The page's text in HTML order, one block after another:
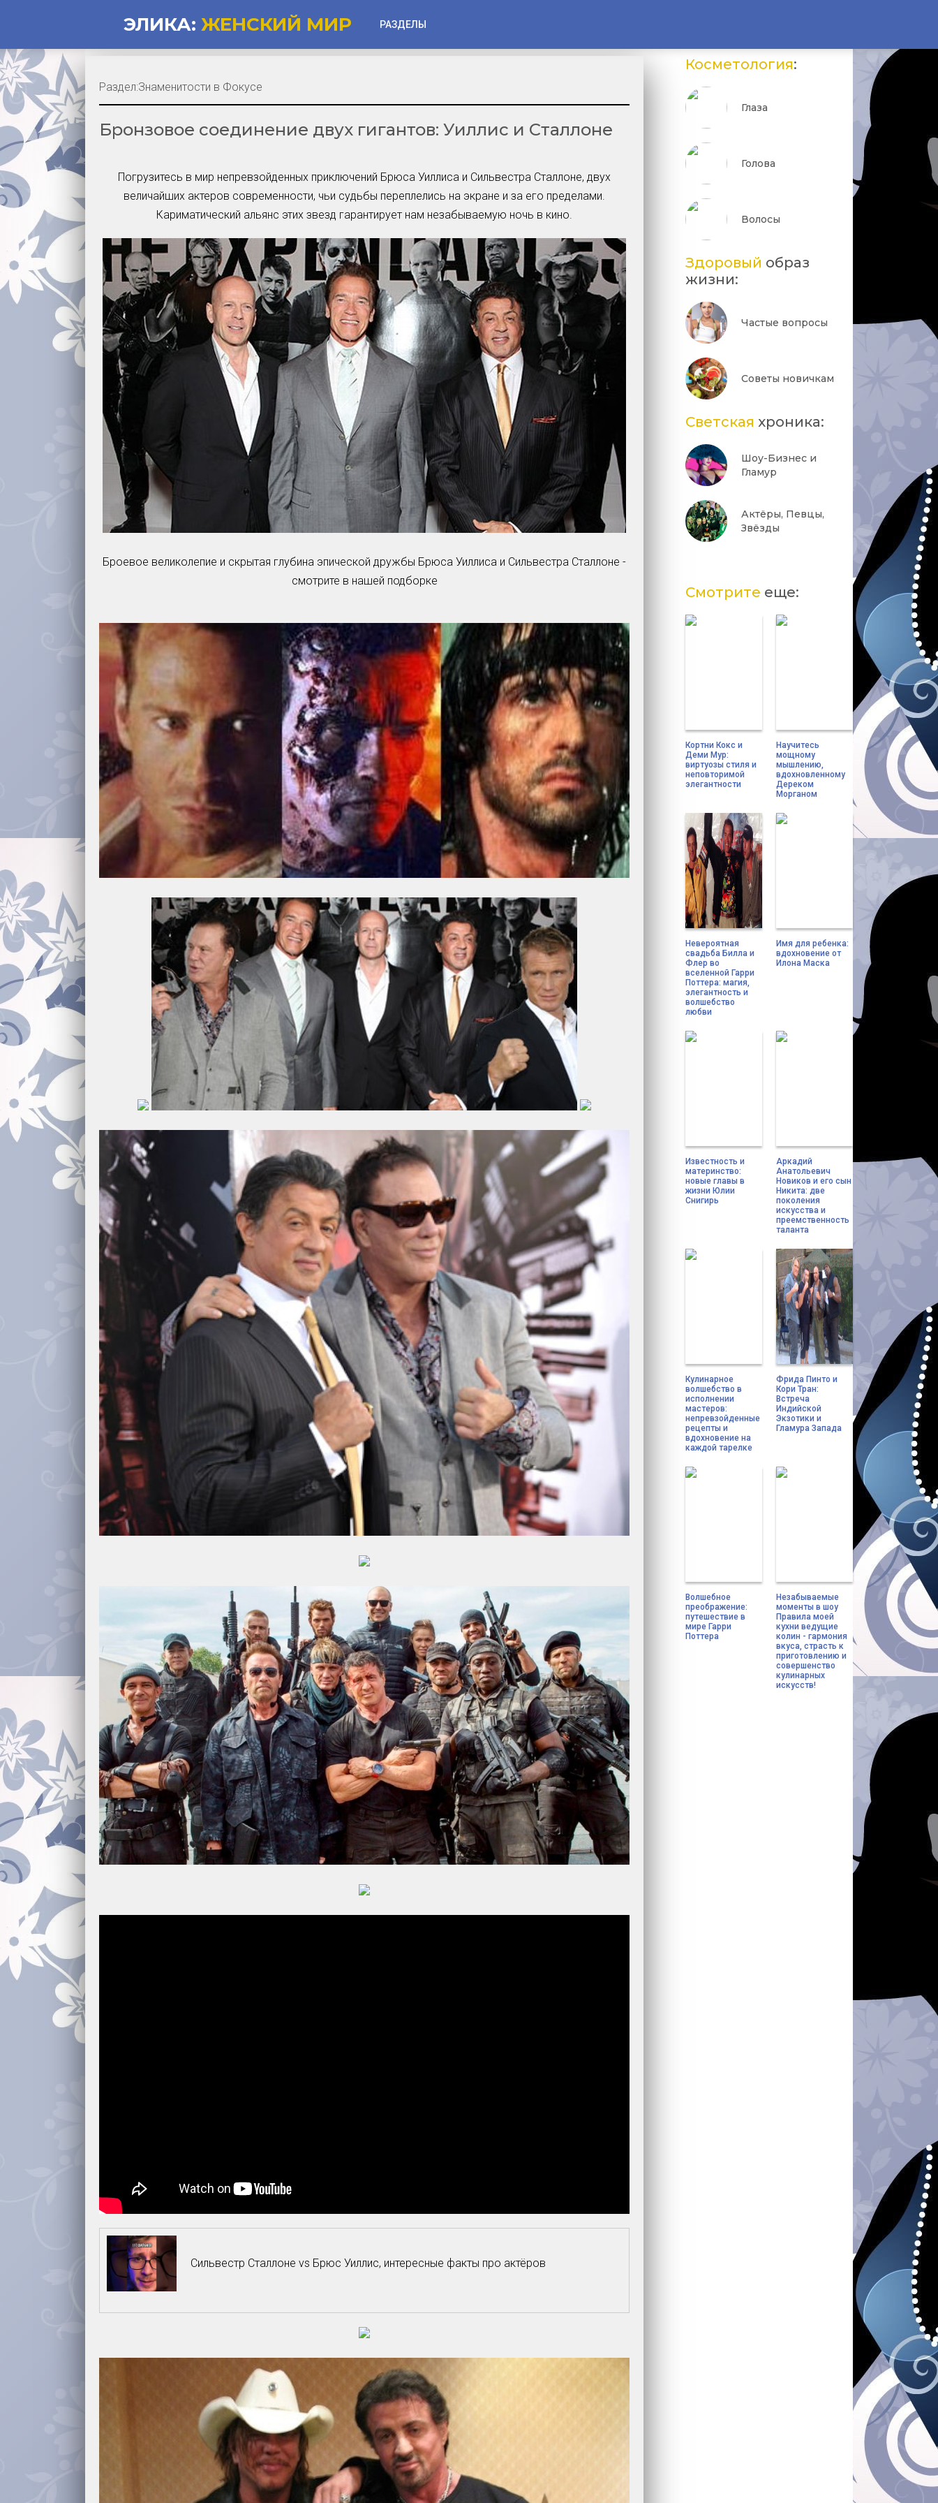
ЭЛИКА: ЖЕНСКИЙ МИР РАЗДЕЛЫ
Губы
Частые вопросы
Советы новичкам
Шоу-Бизнес и Гламур
Актёры, Певцы, Звёзды
Знаменитости в Фокусе
Прошлое и Настоящее
Умная уборка
Секреты стирки
Бронзовое соединение двух гигантов: Уиллис и Сталлоне
Погрузитесь в мир непревзойденных приключений Брюса Уиллиса и Сильвестра Сталлоне, двух
величайших актеров современности, чьи судьбы переплелись на экране и за его пределами.
Кариматический альянс этих звезд гарантирует нам незабываемую ночь в кино.
Броевое великолепие и скрытая глубина эпической дружбы Брюса Уиллиса и Сильвестра Сталлоне -
смотрите в нашей подборке
Сильвестр Сталлоне vs Брюс Уиллис, интересные факты про актёров
Раздел:Знаменитости в Фокусе
Косметология:
Глаза
Голова
Волосы
Здоровый образ
жизни:
Частые вопросы
Советы новичкам
Светская хроника:
Шоу-Бизнес и
Гламур
Актёры, Певцы,
Звёзды
Смотрите еще:
Кортни Кокс и
Деми Мур:
виртуозы стиля и
неповторимой
элегантности
Научитесь
мощному
мышлению,
вдохновленному
Дереком
Морганом
Невероятная
свадьба Билла и
Флер во
вселенной Гарри
Поттера: магия,
элегантность и
волшебство
любви
Имя для ребенка:
вдохновение от
Илона Маска
Известность и
материнство:
новые главы в
жизни Юлии
Снигирь
Аркадий
Анатольевич
Новиков и его сын
Никита: две
поколения
искусства и
преемственность
таланта
Кулинарное
волшебство в
исполнении
мастеров:
непревзойденные
рецепты и
вдохновение на
каждой тарелке
Фрида Пинто и
Кори Тран:
Встреча
Индийской
Экзотики и
Гламура Запада
Волшебное
преображение:
путешествие в
мире Гарри
Поттера
Незабываемые
моменты в шоу
Правила моей
кухни ведущие
колин - гармония
вкуса, страсть к
приготовлению и
совершенство
кулинарных
искусств!